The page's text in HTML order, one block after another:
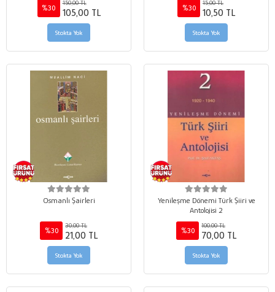
%30
150,00 TL
105,00 TL
Stokta Yok
%30
15,00 TL
10,50 TL
Stokta Yok
Osmanlı Şairleri
%30
30,00 TL
21,00 TL
Stokta Yok
Yenileşme Dönemi Türk Şiiri ve
Antolojisi 2
%30
100,00 TL
70,00 TL
Stokta Yok